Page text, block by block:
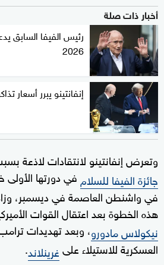
أخبار ذات صلة
رئيس الفيفا السابق
2026
إنفانتينو يبرر أسعار
وتعرض إنفانتينو لانتقادات لاذعة
جائزة الفيفا للسلام في دورتها
في واشنطن العاصمة في ديسمبر،
هذه الخطوة بعد اعتقال القوات
نيكولاس مادورو، وبعد تهديدات
العسكرية للاستيلاء علىغرينلاند.